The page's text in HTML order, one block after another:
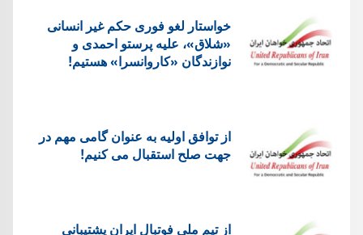
خواستار لغو فوری حکم غیر انسانی
«شلاق»، علیه پرستو احمدی و
نوازندگان «کاروانسرا» هستیم!
از توافق اولیه به عنوان گامی مهم در
جهت صلح استقبال می کنیم!
از تیم ملی فوتبال ایران پشتیبانی